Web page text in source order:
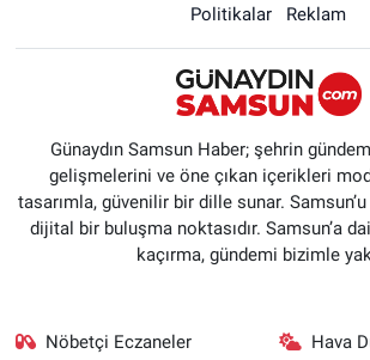
Politikalar
Reklam
Günaydın Samsun Haber; şehrin
gelişmelerini ve öne çıkan içerikleri
tasarımla, güvenilir bir dille sunar.
dijital bir buluşma noktasıdır. Samsun’a
kaçırma, gündemi bizimle
Nöbetçi Eczaneler Hava